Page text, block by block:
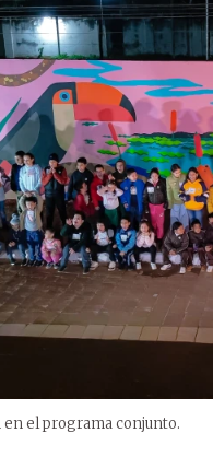
el programa conjunto.